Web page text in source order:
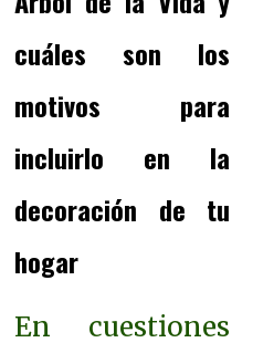
cuáles son los
motivos para
incluirlo en la
decoración de tu
hogar
En cuestiones